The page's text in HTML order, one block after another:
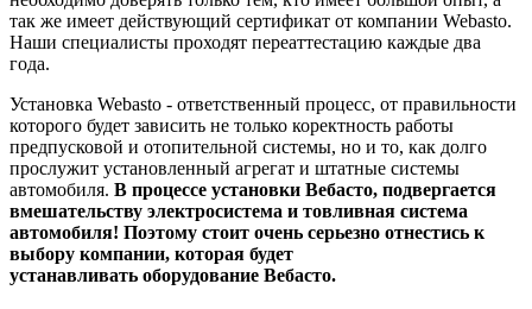
так же имеет действующий сертификат от компании Webasto.
Наши специалисты проходят переаттестацию каждые два
года.
Установка Webasto - ответственный процесс, от правильности
которого будет зависить не только коректность работы
предпусковой и отопительной системы, но и то, как долго
прослужит установленный агрегат и штатные системы
автомобиля. В процессе установки Вебасто, подвергается
вмешательству электросистема и товливная система
автомобиля! Поэтому стоит очень серьезно отнестись к
выбору компании, которая будет
устанавливать оборудование Вебасто.